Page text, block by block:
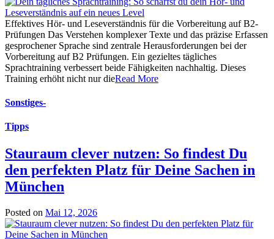
Effektives Hör- und Leseverständnis für die Vorbereitung auf B2-
Prüfungen Das Verstehen komplexer Texte und das präzise Erfassen
gesprochener Sprache sind zentrale Herausforderungen bei der
Vorbereitung auf B2 Prüfungen. Ein gezieltes tägliches
Sprachtraining verbessert beide Fähigkeiten nachhaltig. Dieses
Training erhöht nicht nur dieRead More
Sonstiges-
Tipps
Stauraum clever nutzen: So findest Du
den perfekten Platz für Deine Sachen in
München
Posted on Mai 12, 2026